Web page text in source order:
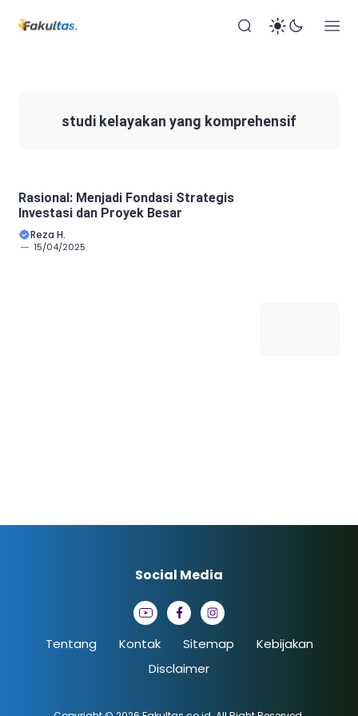
studi kelayakan yang komprehensif
Rasional: Menjadi Fondasi Strategis
Investasi dan Proyek Besar
Reza H.
15/04/2025
Tentang Kontak Sitemap
Kebijakan
Disclaimer
Social Media